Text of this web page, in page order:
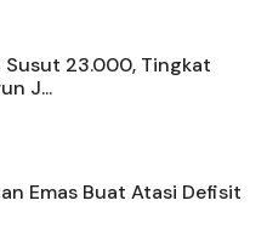
Susut 23.000, Tingkat
J...
Emas Buat Atasi Defisit